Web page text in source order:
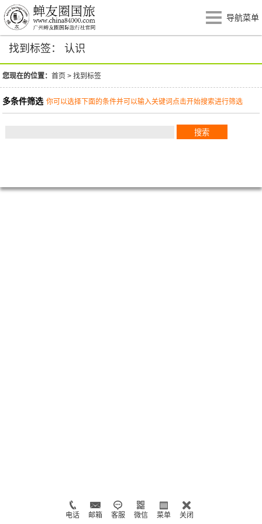
导航菜单
找到标签： 认识
您现在的位置：首页 >找到标签
多条件筛选 你可以选择下面的条件并可以输入关键词点击开始搜索进行筛选
电话 邮箱 客服 微信 菜单 关闭